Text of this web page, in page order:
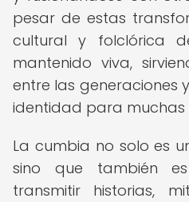
pesar de estas
cultural y folclórica
mantenido viva,
entre las generaciones
identidad para muchas
La cumbia no solo es
sino que también
transmitir historias,